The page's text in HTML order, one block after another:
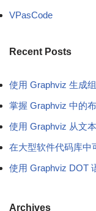
VPasCode
Recent Posts
使用 Graphviz 生成
掌握 Graphviz 中的
使用 Graphviz 从文
在大型软件代码库中
使用 Graphviz DOT
Archives